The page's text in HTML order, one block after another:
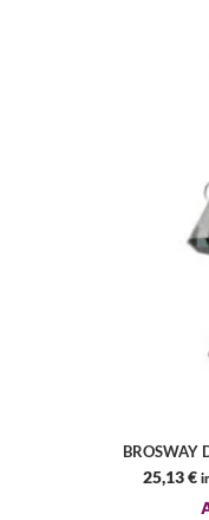
BROSWAY
25,13€